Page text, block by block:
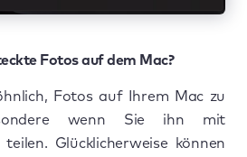
Fotos auf dem Mac?
Fotos auf Ihrem Mac zu
wenn Sie ihn mit
teilen. Glücklicherweise können